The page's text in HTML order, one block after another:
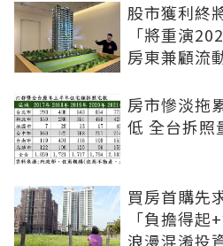
股市獲利終
「將重演
房東兼顧流
房市慘淡拖
低 全台拆照
買房首購先
「負擔得
浪漫混淆投